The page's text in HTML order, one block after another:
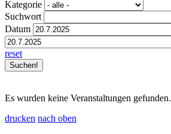
Kategorie
Suchwort
Datum
reset
Es wurden keine Veranstaltungen gefunden.
drucken nach oben